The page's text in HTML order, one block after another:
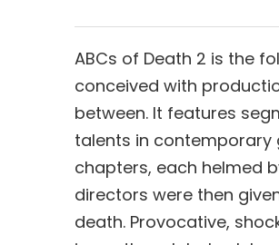
ABCs of Death 2 is the
conceived with
between. It features
talents in contemporary
chapters, each helmed
directors were then
death. Provocative,